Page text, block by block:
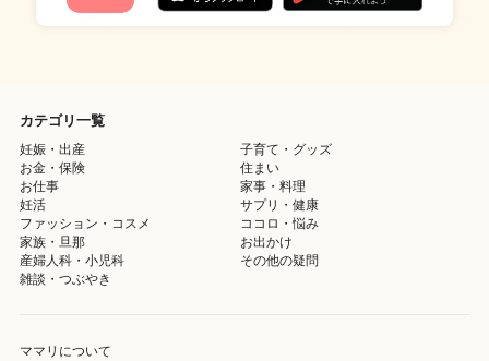
カテゴリ一覧
妊娠・出産
子育て・グッズ
お金・保険
住まい
お仕事
家事・料理
妊活
サプリ・健康
ファッション・コスメ
ココロ・悩み
家族・旦那
お出かけ
産婦人科・小児科
その他の疑問
雑談・つぶやき
ママリについて